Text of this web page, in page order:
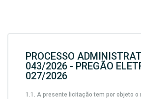
PROCESSO
043/2026 - PREGÃO
027/2026
1.1. A presente licitação tem por objeto o